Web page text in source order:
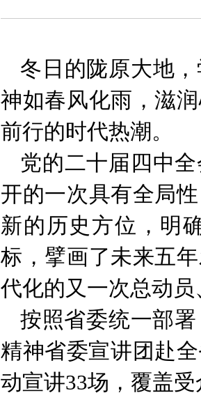
冬日的陇原大地
神如春风化雨，滋
前行的时代热潮。
党的二十届四中
开的一次具有全局
新的历史方位，明
标，擘画了未来五
代化的又一次总动
按照省委统一部
精神省委宣讲团赴
动宣讲33场，覆盖